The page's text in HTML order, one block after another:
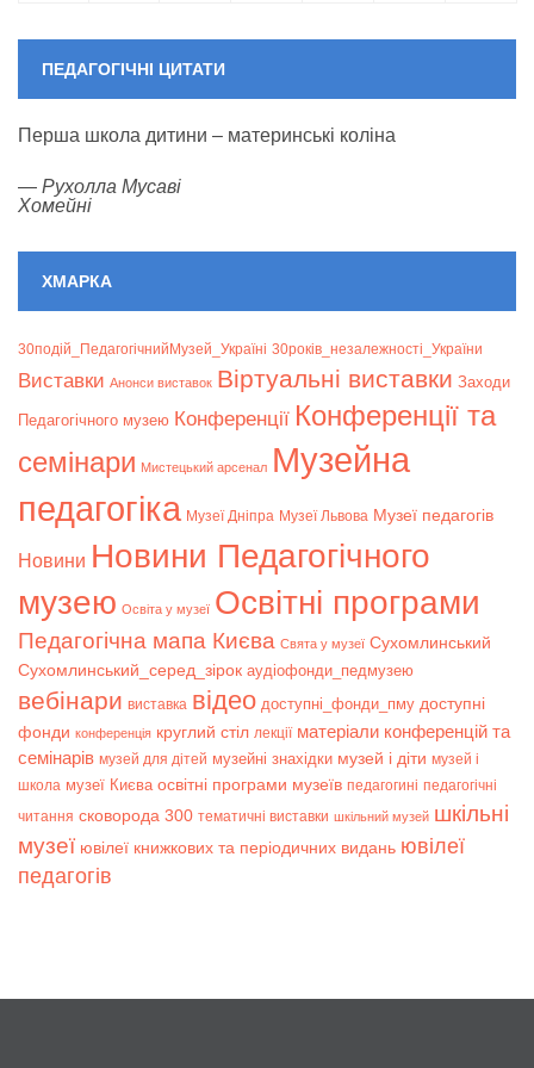
ПЕДАГОГІЧНІ ЦИТАТИ
Перша школа дитини – материнські коліна
— Рухолла Мусаві
Хомейні
ХМАРКА
30подій_ПедагогічнийМузей_Україні 30років_незалежності_України
Bиставки Анонси виставок Віртуальні виставки Заходи
Педагогічного музею Конференції Конференції та
семінари Мистецький арсенал Музейна
педагогіка Музеї Дніпра Музеї Львова Музеї педагогів
Новини Новини Педагогічного
музею Освіта у музеї Освітні програми
Педагогічна мапа Києва Свята у музеї Сухомлинський
Сухомлинський_серед_зірок аудіофонди_педмузею
вебінари виставка відео доступні_фонди_пму доступні
фонди конференція круглий стіл лекції матеріали конференцій та
семінарів музей для дітей музейні знахідки музей і діти музей і
школа музеї Києва освітні програми музеїв педагогині педагогічні
читання сковорода 300 тематичні виставки шкільний музей шкільні
музеї ювілеї книжкових та періодичних видань ювілеї
педагогів